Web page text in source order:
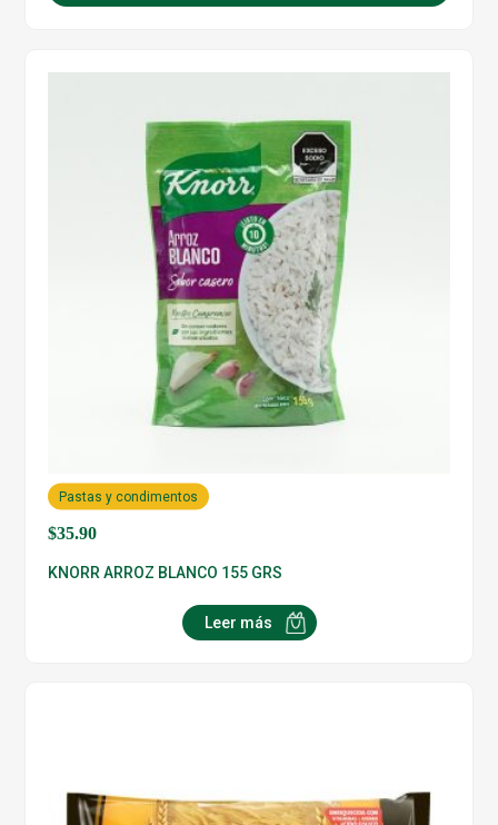
$35.90
Pastas y condimentos
KNORR ARROZ BLANCO 155 GRS
Leer más